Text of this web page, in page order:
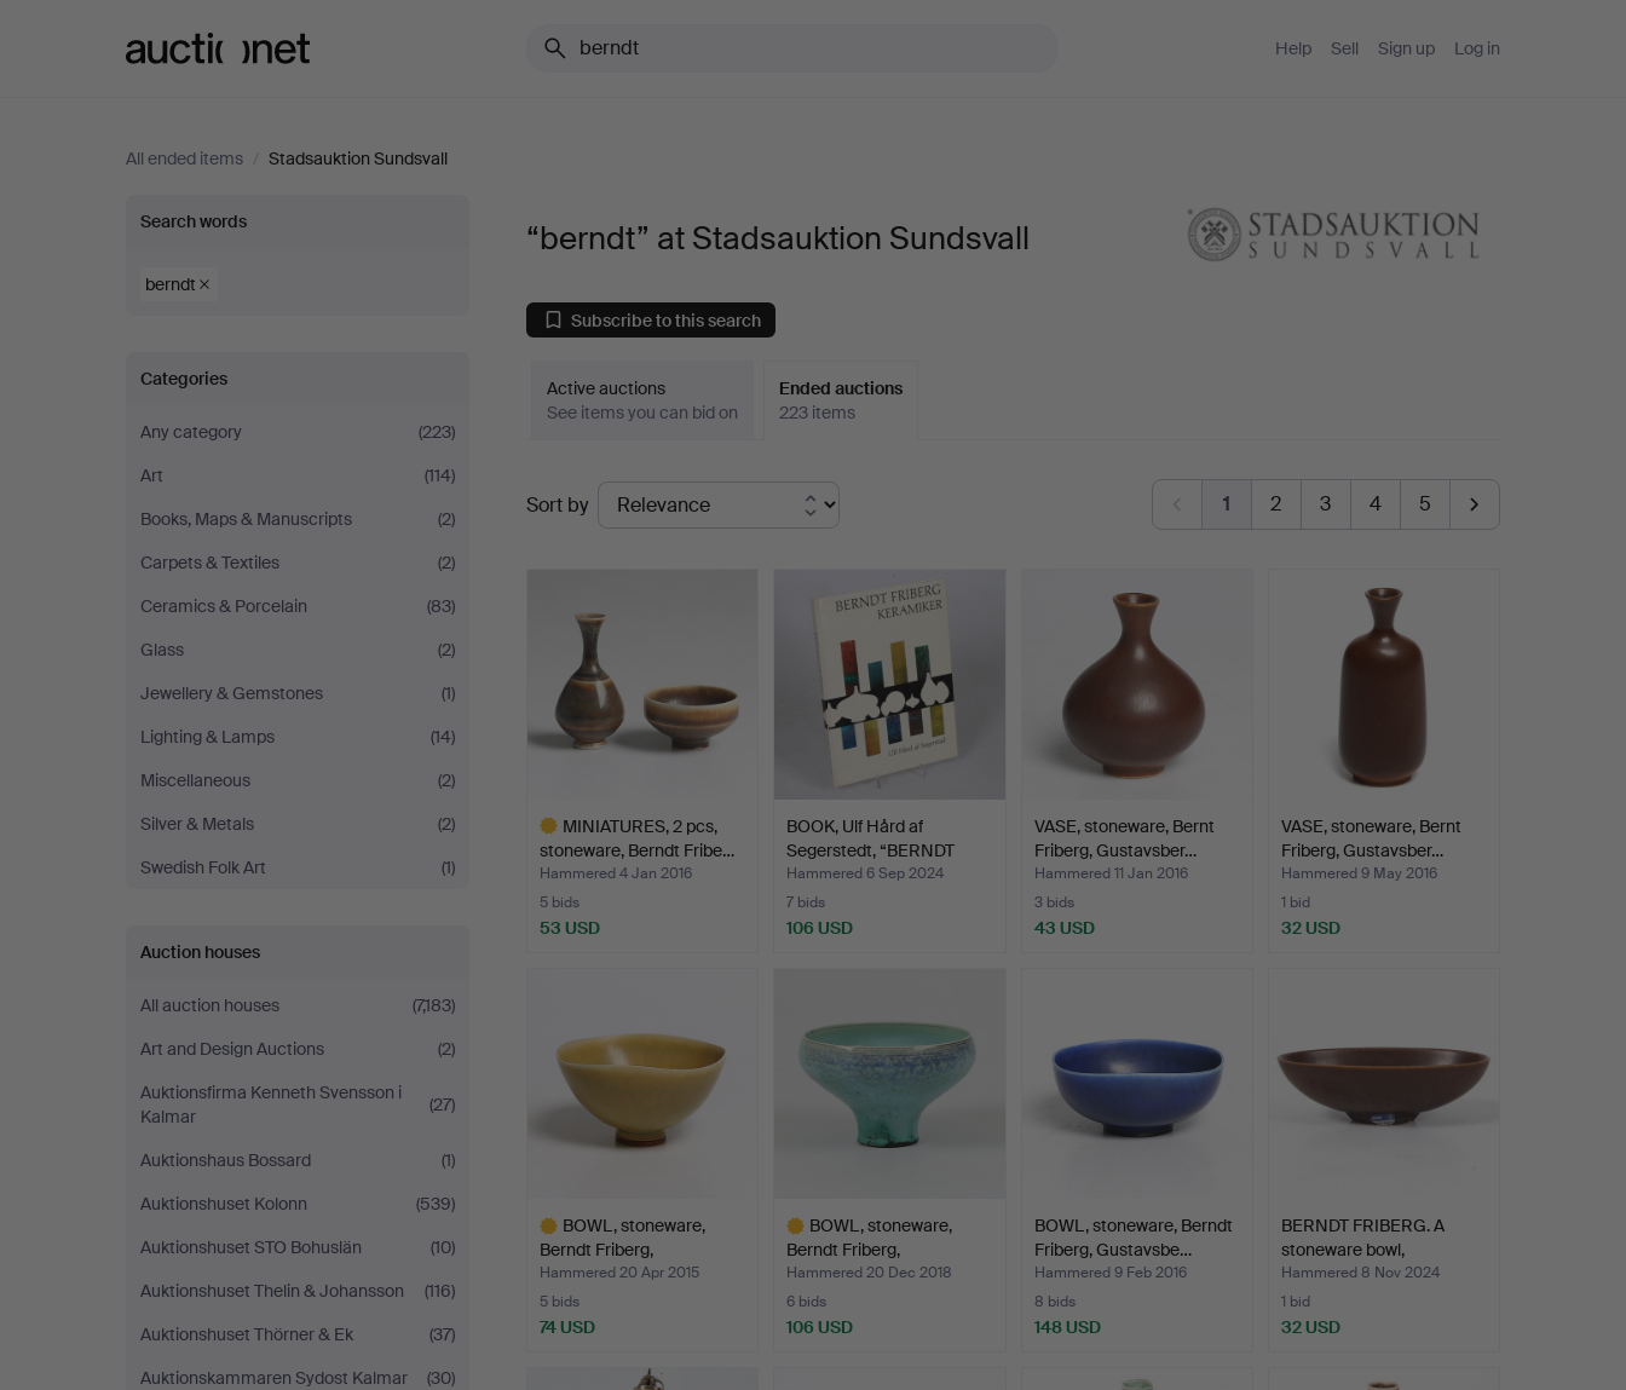
Help Sell Sign up Log in
All ended items / Stadsauktion Sundsvall
“berndt”
at
Sundsvall
Search words
berndt
Categories
Any category
(223)
Art
(114)
Books, Maps & Manuscripts
(2)
Carpets & Textiles
(2)
Ceramics & Porcelain
(83)
Glass
(2)
Jewellery & Gemstones
(1)
Lighting & Lamps
(14)
Miscellaneous
(2)
Silver & Metals
(2)
Swedish Folk Art
(1)
Auction houses
All auction houses
(7,183)
Art and Design Auctions
(2)
Auktionsfirma Kenneth Svensson i
Kalmar
(27)
Auktionshaus Bossard
(1)
Auktionshuset Kolonn
(539)
Auktionshuset STO Bohuslän
(10)
Auktionshuset Thelin & Johansson
(116)
Auktionshuset Thörner & Ek
(37)
Auktionskammaren Sydost Kalmar
(30)
“berndt” at Stadsauktion Sundsvall
Subscribe to this search
Active auctions
See items you can bid on
Ended auctions
223 items
Ended
auctions
Sort by 1 2 3 4 5
MINIATURES, 2 pcs,
stoneware, Berndt Fribe…
Hammered 4 Jan 2016
5 bids
53 USD
BOOK, Ulf Hård af
Segerstedt, “BERNDT
FRIB…
Hammered 6 Sep 2024
7 bids
106 USD
VASE, stoneware, Bernt
Friberg, Gustavsber…
Hammered 11 Jan 2016
3 bids
43 USD
VASE, stoneware, Bernt
Friberg, Gustavsber…
Hammered 9 May 2016
1 bid
32 USD
BOWL, stoneware,
Berndt Friberg,
Gustavsbe…
Hammered 20 Apr 2015
5 bids
74 USD
BOWL, stoneware,
Berndt Friberg,
Gustavsbe…
Hammered 20 Dec 2018
6 bids
106 USD
BOWL, stoneware, Berndt
Friberg, Gustavsbe…
Hammered 9 Feb 2016
8 bids
148 USD
BERNDT FRIBERG. A
stoneware bowl,
Gustavsb…
Hammered 8 Nov 2024
1 bid
32 USD